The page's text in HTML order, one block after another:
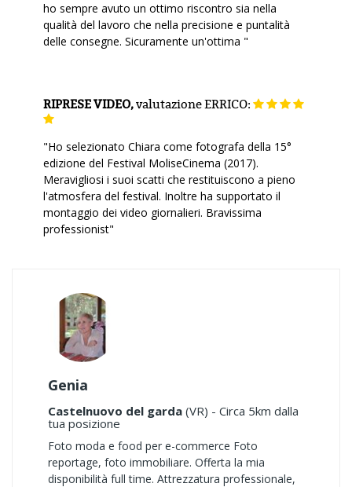
ho sempre avuto un ottimo riscontro sia nella
qualità del lavoro che nella precisione e puntalità
delle consegne. Sicuramente un'ottima "
RIPRESE VIDEO,valutazioneERRICO:
"Ho selezionato Chiara come fotografa della 15°
edizione del Festival MoliseCinema (2017).
Meravigliosi i suoi scatti che restituiscono a pieno
l'atmosfera del festival. Inoltre ha supportato il
montaggio dei video giornalieri. Bravissima
professionist"
Genia
Castelnuovo del garda (VR) - Circa 5km dalla
tua posizione
Foto moda e food per e-commerce Foto
reportage, foto immobiliare. Offerta la mia
disponibilità full time. Attrezzatura professionale,